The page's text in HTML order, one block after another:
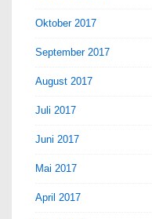
Oktober 2017
September 2017
August 2017
Juli 2017
Juni 2017
Mai 2017
April 2017